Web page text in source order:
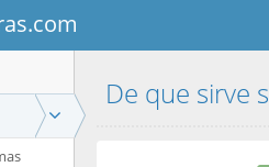
De que sirve